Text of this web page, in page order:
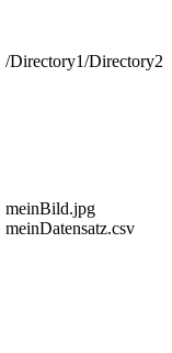
/Directory1/Directory2/
meinBild.jpg
meinDatensatz.csv